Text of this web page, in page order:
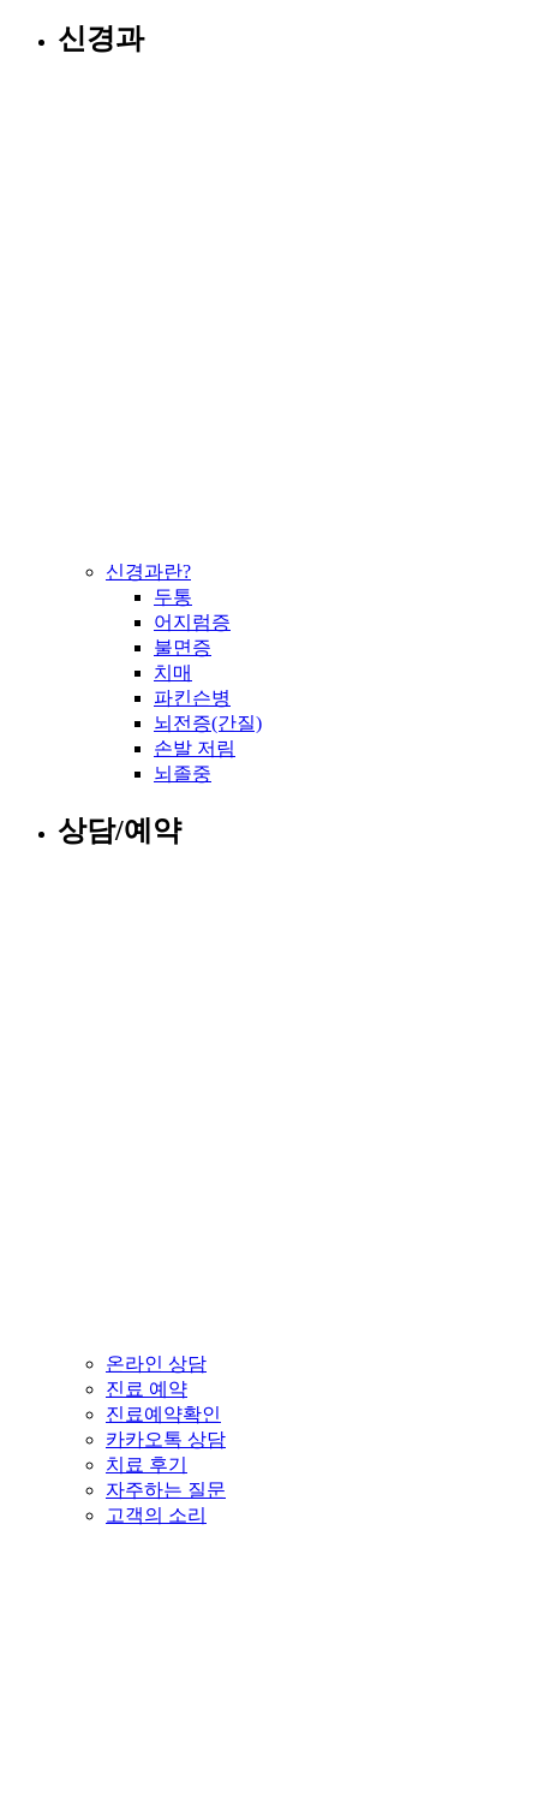
신경과
신경과란?
두통
어지럼증
불면증
치매
파킨슨병
뇌전증(간질)
손발 저림
뇌졸중
상담/예약
온라인 상담
진료 예약
진료예약확인
카카오톡 상담
치료 후기
자주하는 질문
고객의 소리